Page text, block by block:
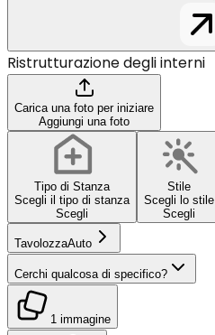
Ristrutturazione degli interni
Carica una foto per iniziare
Aggiungi una foto
Tipo di Stanza
Scegli il tipo di stanza
Scegli
Stile
Scegli lo stile
Scegli
TavolozzaAuto
Cerchi qualcosa di specifico?
1 immagine